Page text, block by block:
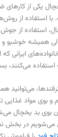
یکی از
استفاده از
استفاده از
همیشه خوشبو و
ایرانی
می‌کنند،
و بوی مواد غذایی
بوی بد یخچال
می‌شویم در بخش